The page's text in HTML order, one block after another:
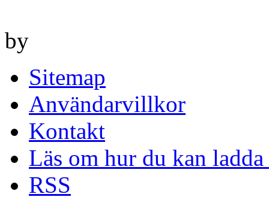
by
Sitemap
Användarvillkor
Kontakt
Läs om hur du kan
RSS